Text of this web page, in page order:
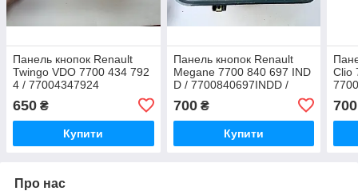
Панель кнопок Renault
Twingo VDO 7700 434 792
4 / 77004347924
650 ₴
Купити
Панель кнопок Renault
Megane 7700 840 697 IND
D / 7700840697INDD /
700₴
Купити
Clio
700
Про нас